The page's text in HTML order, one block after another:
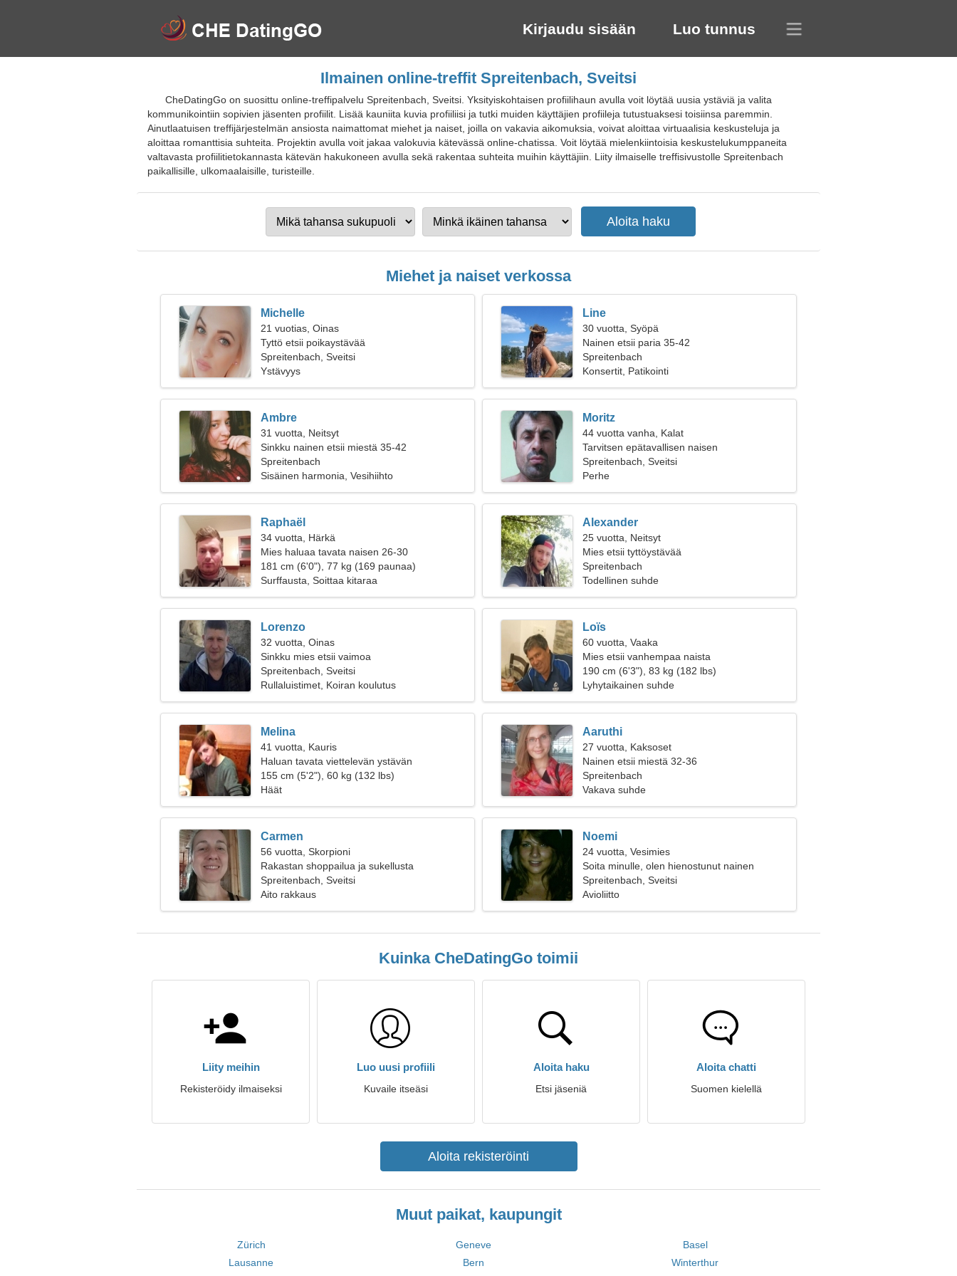
Kirjaudu sisään Luo tunnus
Ilmainen online-treffit Spreitenbach, Sveitsi
CheDatingGo on suosittu online-treffipalvelu Spreitenbach, Sveitsi. Yksityiskohtaisen profiilihaun avulla voit löytää uusia ystäviä ja valita
kommunikointiin sopivien jäsenten profiilit. Lisää kauniita kuvia profiiliisi ja tutki muiden käyttäjien profiileja tutustuaksesi toisiinsa paremmin.
Ainutlaatuisen treffijärjestelmän ansiosta naimattomat miehet ja naiset, joilla on vakavia aikomuksia, voivat aloittaa virtuaalisia keskusteluja ja
aloittaa romanttisia suhteita. Projektin avulla voit jakaa valokuvia kätevässä online-chatissa. Voit löytää mielenkiintoisia keskustelukumppaneita
valtavasta profiilitietokannasta kätevän hakukoneen avulla sekä rakentaa suhteita muihin käyttäjiin. Liity ilmaiselle treffisivustolle Spreitenbach
paikallisille, ulkomaalaisille, turisteille.
Miehet ja naiset verkossa
Michelle
21 vuotias, Oinas
Tyttö etsii poikaystävää
Spreitenbach, Sveitsi
Ystävyys
Line
30 vuotta, Syöpä
Nainen etsii paria 35-42
Spreitenbach
Konsertit, Patikointi
Ambre
31 vuotta, Neitsyt
Sinkku nainen etsii miestä 35-42
Spreitenbach
Sisäinen harmonia, Vesihiihto
Moritz
44 vuotta vanha, Kalat
Tarvitsen epätavallisen naisen
Spreitenbach, Sveitsi
Perhe
Raphaël
34 vuotta, Härkä
Mies haluaa tavata naisen 26-30
181 cm (6'0"), 77 kg (169 paunaa)
Surffausta, Soittaa kitaraa
Alexander
25 vuotta, Neitsyt
Mies etsii tyttöystävää
Spreitenbach
Todellinen suhde
Lorenzo
32 vuotta, Oinas
Sinkku mies etsii vaimoa
Spreitenbach, Sveitsi
Rullaluistimet, Koiran koulutus
Loïs
60 vuotta, Vaaka
Mies etsii vanhempaa naista
190 cm (6'3"), 83 kg (182 lbs)
Lyhytaikainen suhde
Melina
41 vuotta, Kauris
Haluan tavata viettelevän ystävän
155 cm (5'2"), 60 kg (132 lbs)
Häät
Aaruthi
27 vuotta, Kaksoset
Nainen etsii miestä 32-36
Spreitenbach
Vakava suhde
Carmen
56 vuotta, Skorpioni
Rakastan shoppailua ja sukellusta
Spreitenbach, Sveitsi
Aito rakkaus
Noemi
24 vuotta, Vesimies
Soita minulle, olen hienostunut nainen
Spreitenbach, Sveitsi
Avioliitto
Kuinka CheDatingGo toimii
Liity meihin
Rekisteröidy ilmaiseksi
Luo uusi profiili
Kuvaile itseäsi
Aloita haku
Etsi jäseniä
Aloita chatti
Suomen kielellä
Aloita rekisteröinti
Muut paikat, kaupungit
Zürich Geneve
Basel
Lausanne
Bern
Winterthur